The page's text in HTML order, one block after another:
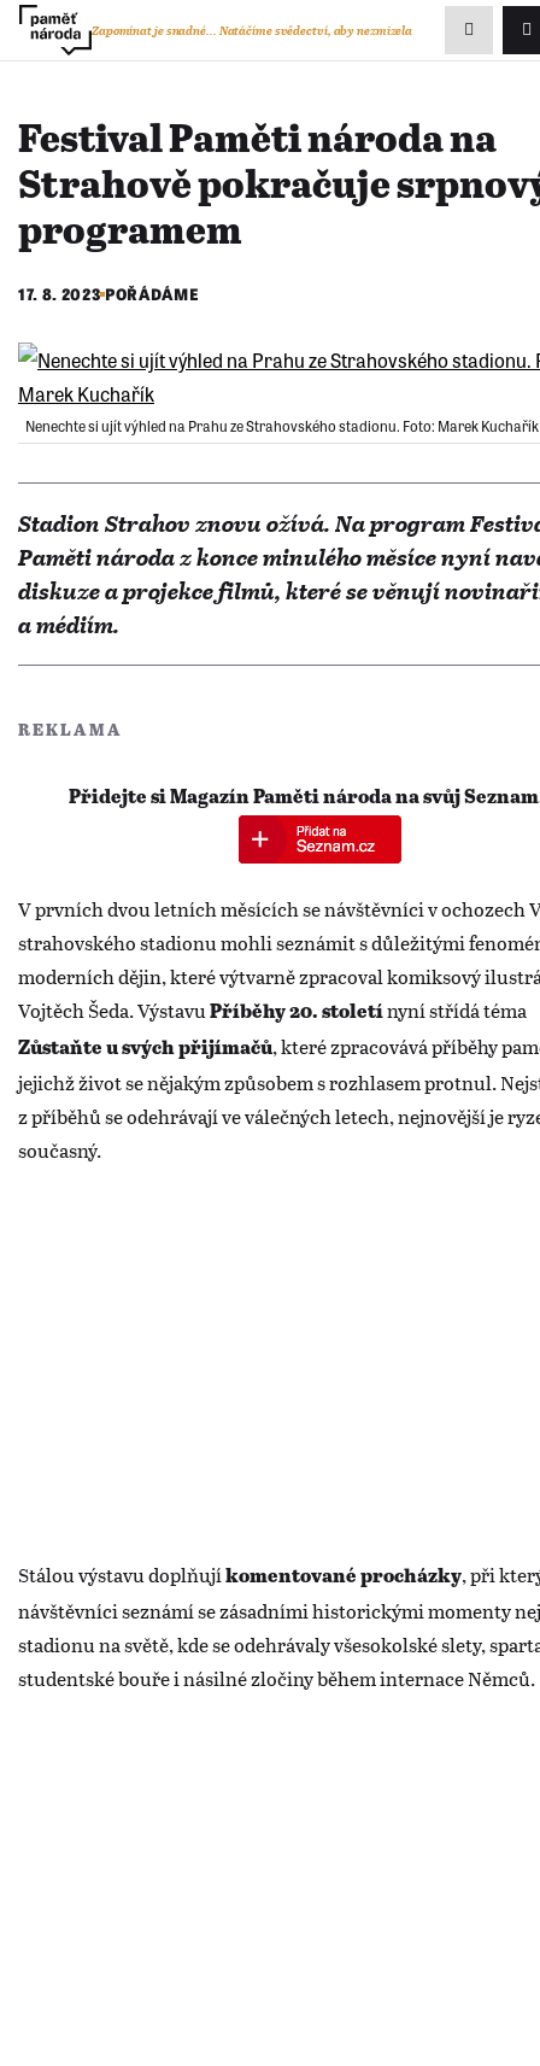
Zapomínat je snadné... Natáčíme svědectví, aby nezmizela
Zobrazit
vyhledávání
Festival Paměti národa na
Strahově pokračuje
programem
17. 8. 2023 POŘÁDÁME
Nenechte si ujít výhled na Prahu ze Strahovského stadionu. Foto: Marek Kuchařík
Stadion Strahov znovu ožívá. Na program
Paměti národa z konce minulého měsíce nyní
diskuze a projekce filmů, které se věnují
a médiím.
REKLAMA
Přidejte si Magazín Paměti národa na svůj
V prvních dvou letních měsících se návštěvníci v ochozech
strahovského stadionu mohli seznámit s důležitými
moderních dějin, které výtvarně zpracoval komiksový
Vojtěch Šeda. VýstavuPříběhy 20. stoletínyní střídá téma
Zůstaňte u svých přijímačů, které zpracovává příběhy
jejichž život se nějakým způsobem s rozhlasem protnul.
z příběhů se odehrávají ve válečných letech, nejnovější je
současný.
Stálou výstavu doplňujíkomentované procházky, při
návštěvníci seznámí se zásadními historickými momenty
stadionu na světě, kde se odehrávaly všesokolské slety,
studentské bouře i násilné zločiny během internace Němců.